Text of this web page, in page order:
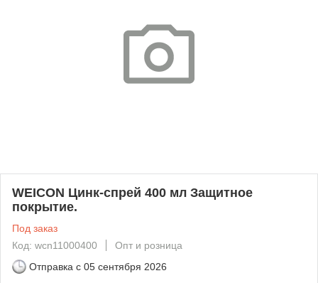
WEICON Цинк-спрей 400 мл Защитное
покрытие.
Под заказ
Код: wcn11000400
Опт и розница
Отправка с 05 сентября 2026